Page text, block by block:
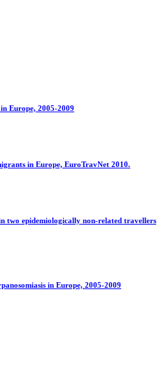
Europe, 2005-2009
in Europe, EuroTravNet 2010.
two epidemiologically non-related travellers
in Europe, 2005-2009